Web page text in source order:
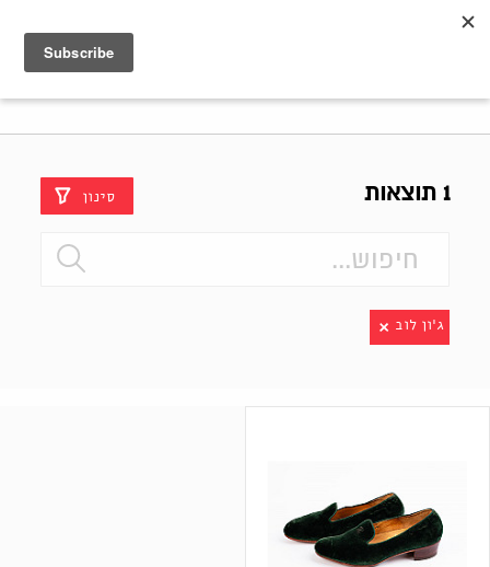
1 תוצאות סינון
ג׳ון לוב